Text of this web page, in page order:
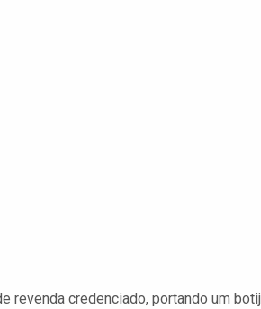
revenda credenciado, portando um